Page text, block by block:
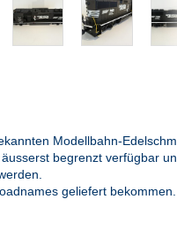
Modellbahn-
begrenzt verfügbar
geliefert bekommen.